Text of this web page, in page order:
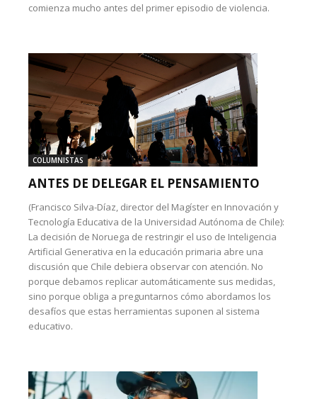
comienza mucho antes del primer episodio de violencia.
COLUMNISTAS
ANTES DE DELEGAR EL PENSAMIENTO
(Francisco Silva-Díaz, director del Magíster en Innovación y
Tecnología Educativa de la Universidad Autónoma de Chile):
La decisión de Noruega de restringir el uso de Inteligencia
Artificial Generativa en la educación primaria abre una
discusión que Chile debiera observar con atención. No
porque debamos replicar automáticamente sus medidas,
sino porque obliga a preguntarnos cómo abordamos los
desafíos que estas herramientas suponen al sistema
educativo.